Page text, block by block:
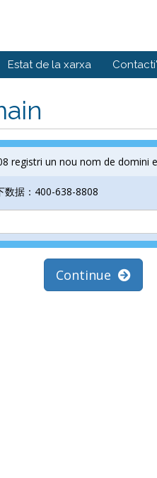
Estat de la xarxa
registri un nou nom de domini
据：400-638-8808
Continue